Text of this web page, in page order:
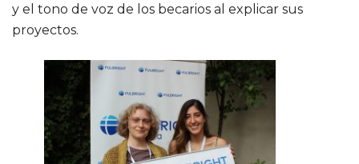
y el tono de voz de los becarios al explicar sus
proyectos.